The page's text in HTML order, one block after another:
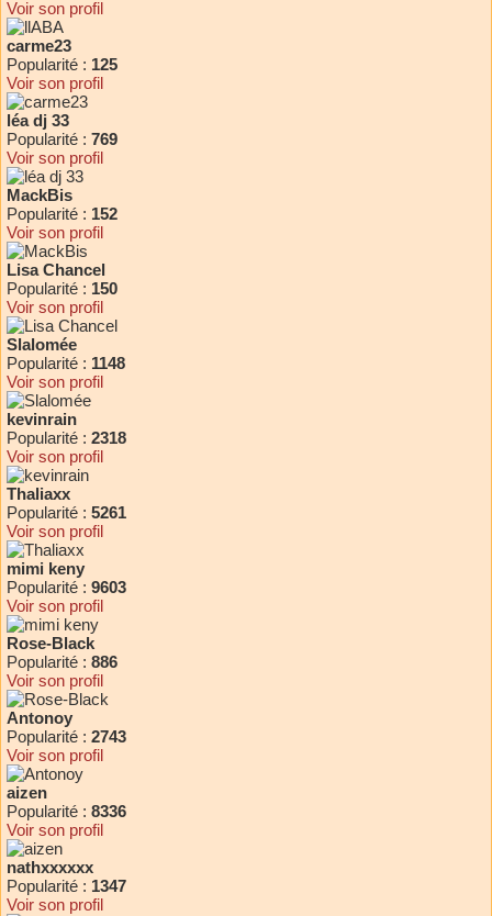
Voir son profil
carme23
Popularité : 125
Voir son profil
léa dj 33
Popularité : 769
Voir son profil
MackBis
Popularité : 152
Voir son profil
Lisa Chancel
Popularité : 150
Voir son profil
Slalomée
Popularité : 1148
Voir son profil
kevinrain
Popularité : 2318
Voir son profil
Thaliaxx
Popularité : 5261
Voir son profil
mimi keny
Popularité : 9603
Voir son profil
Rose-Black
Popularité : 886
Voir son profil
Antonoy
Popularité : 2743
Voir son profil
aizen
Popularité : 8336
Voir son profil
nathxxxxxx
Popularité : 1347
Voir son profil